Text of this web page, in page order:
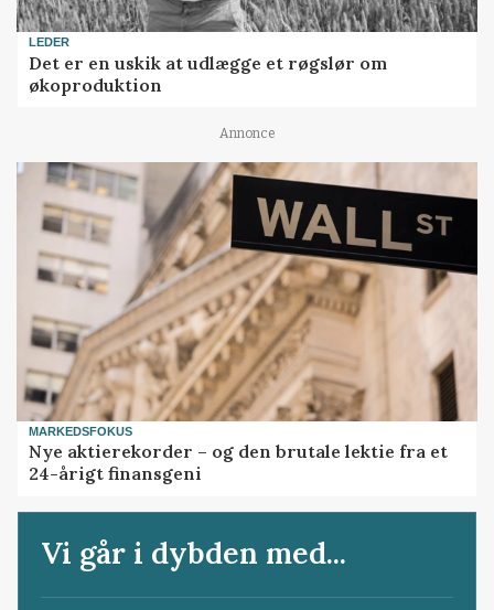
LEDER
Det er en uskik at udlægge et røgslør om
økoproduktion
Annonce
MARKEDSFOKUS
Nye aktierekorder – og den brutale lektie fra et
24-årigt finansgeni
Vi går i dybden med...